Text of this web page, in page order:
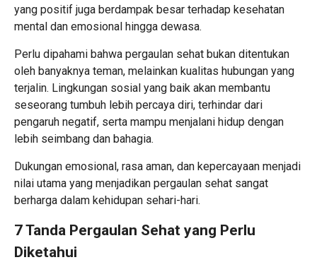
yang positif juga berdampak besar terhadap kesehatan
mental dan emosional hingga dewasa.
Perlu dipahami bahwa pergaulan sehat bukan ditentukan
oleh banyaknya teman, melainkan kualitas hubungan yang
terjalin. Lingkungan sosial yang baik akan membantu
seseorang tumbuh lebih percaya diri, terhindar dari
pengaruh negatif, serta mampu menjalani hidup dengan
lebih seimbang dan bahagia.
Dukungan emosional, rasa aman, dan kepercayaan menjadi
nilai utama yang menjadikan pergaulan sehat sangat
berharga dalam kehidupan sehari-hari.
7 Tanda Pergaulan Sehat yang Perlu
Diketahui